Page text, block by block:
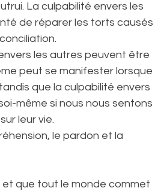
La culpabilité envers les
de réparer les torts causés
les autres peuvent être
peut se manifester lorsque
que la culpabilité envers
même si nous nous sentons
leur vie.
le pardon et la
que tout le monde commet